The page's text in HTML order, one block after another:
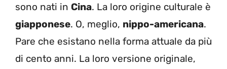
sono nati in Cina. La loro origine culturale è
giapponese. O, meglio, nippo-americana.
Pare che esistano nella forma attuale da più
di cento anni. La loro versione originale,